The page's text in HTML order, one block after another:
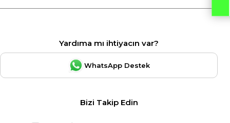
Yardıma mı ihtiyacın var?
WhatsApp Destek
Bizi Takip Edin